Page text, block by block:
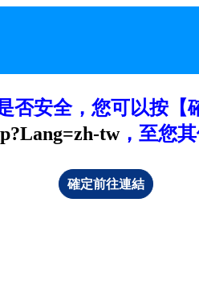
否安全，您可以按【
tw，至您